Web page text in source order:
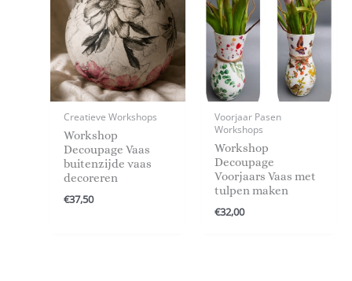
Creatieve Workshops
Workshop
Decoupage Vaas
buitenzijde vaas
decoreren
€37,50
Voorjaar Pasen
Workshops
Workshop
Decoupage
Voorjaars Vaas met
tulpen maken
€32,00